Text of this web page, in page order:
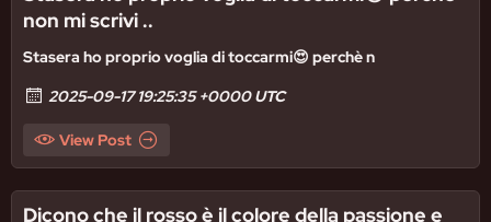
non mi scrivi ..
Stasera ho proprio voglia di toccarmi😍 perchè n
2025-09-17 19:25:35 +0000 UTC
View Post
Dicono che il rosso è il colore della passione e